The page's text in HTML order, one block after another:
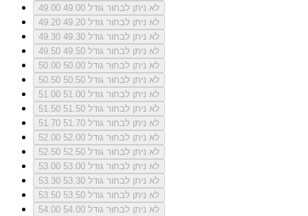
49.00
לא ניתן לבחור גודל 49.00
49.20
לא ניתן לבחור גודל 49.20
49.30
לא ניתן לבחור גודל 49.30
49.50
לא ניתן לבחור גודל 49.50
50.00
לא ניתן לבחור גודל 50.00
50.50
לא ניתן לבחור גודל 50.50
51.00
לא ניתן לבחור גודל 51.00
51.50
לא ניתן לבחור גודל 51.50
51.70
לא ניתן לבחור גודל 51.70
52.00
לא ניתן לבחור גודל 52.00
52.50
לא ניתן לבחור גודל 52.50
53.00
לא ניתן לבחור גודל 53.00
53.30
לא ניתן לבחור גודל 53.30
53.50
לא ניתן לבחור גודל 53.50
54.00
לא ניתן לבחור גודל 54.00